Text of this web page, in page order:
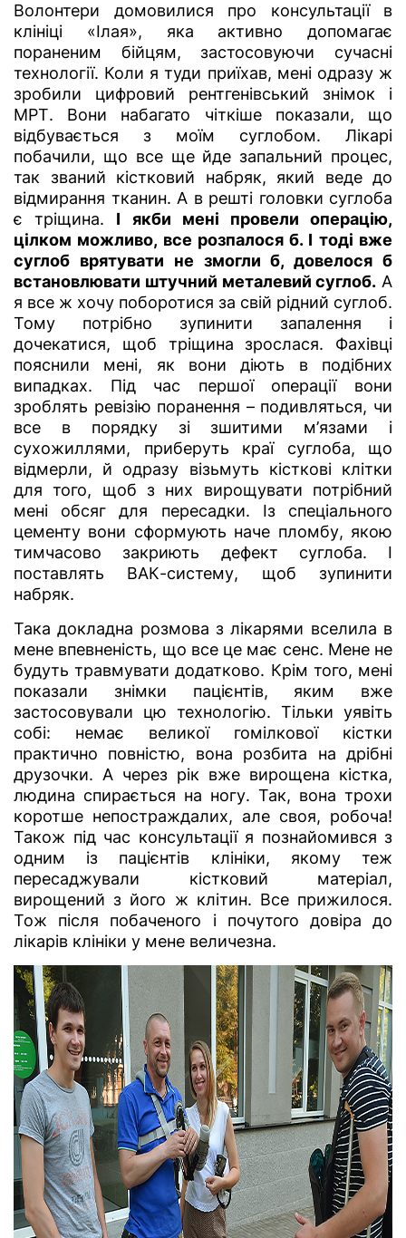
Волонтери домовилися про консультації в
клініці «Ілая», яка активно допомагає
пораненим бійцям, застосовуючи сучасні
технології. Коли я туди приїхав, мені одразу ж
зробили цифровий рентгенівський знімок і
МРТ. Вони набагато чіткіше показали, що
відбувається з моїм суглобом. Лікарі
побачили, що все ще йде запальний процес,
так званий кістковий набряк, який веде до
відмирання тканин. А в решті головки суглоба
є тріщина. І якби мені провели операцію,
цілком можливо, все розпалося б. І тоді вже
суглоб врятувати не змогли б, довелося б
встановлювати штучний металевий суглоб. А
я все ж хочу поборотися за свій рідний суглоб.
Тому потрібно зупинити запалення і
дочекатися, щоб тріщина зрослася. Фахівці
пояснили мені, як вони діють в подібних
випадках. Під час першої операції вони
зроблять ревізію поранення – подивляться, чи
все в порядку зі зшитими м’язами і
сухожиллями, приберуть краї суглоба, що
відмерли, й одразу візьмуть кісткові клітки
для того, щоб з них вирощувати потрібний
мені обсяг для пересадки. Із спеціального
цементу вони сформують наче пломбу, якою
тимчасово закриють дефект суглоба. І
поставлять ВАК-систему, щоб зупинити
набряк.
Така докладна розмова з лікарями вселила в
мене впевненість, що все це має сенс. Мене не
будуть травмувати додатково. Крім того, мені
показали знімки пацієнтів, яким вже
застосовували цю технологію. Тільки уявіть
собі: немає великої гомілкової кістки
практично повністю, вона розбита на дрібні
друзочки. А через рік вже вирощена кістка,
людина спирається на ногу. Так, вона трохи
коротше непостраждалих, але своя, робоча!
Також під час консультації я познайомився з
одним із пацієнтів клініки, якому теж
пересаджували кістковий матеріал,
вирощений з його ж клітин. Все прижилося.
Тож після побаченого і почутого довіра до
лікарів клініки у мене величезна.